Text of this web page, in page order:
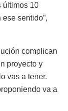
últimos 10
sentido”,
complican
proyecto y
vas a tener.
va a